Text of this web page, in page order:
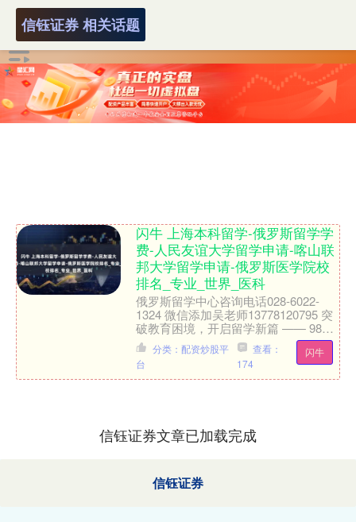
信钰证券 相关话题
闪牛 上海本科留学-俄罗斯留学学
费-人民友谊大学留学申请-喀山联
邦大学留学申请-俄罗斯医学院校
排名_专业_世界_医科
俄罗斯留学中心咨询电话028-6022-
1324 微信添加吴老师13778120795 突
破教育困境，开启留学新篇 —— 985
高校国际本科俄罗斯项目 202....
闪牛
分类：配资炒股平
台
查看：
174
信钰证券文章已加载完成
信钰证券